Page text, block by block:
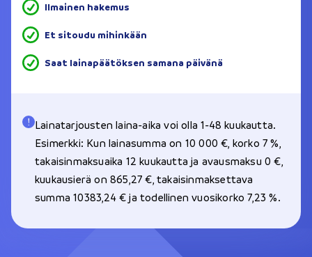
Ilmainen hakemus
Et sitoudu mihinkään
Saat lainapäätöksen samana päivänä
Lainatarjousten laina-aika voi olla 1-48 kuukautta.
Esimerkki: Kun lainasumma on 10 000 €, korko 7 %,
takaisinmaksuaika 12 kuukautta ja avausmaksu 0 €,
kuukausierä on 865,27 €, takaisinmaksettava
summa 10383,24 € ja todellinen vuosikorko 7,23 %.